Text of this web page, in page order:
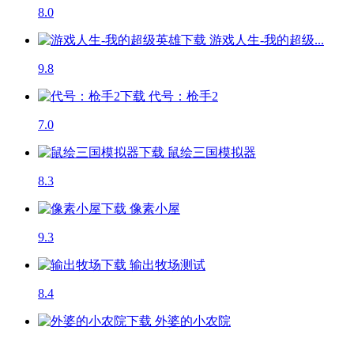
8.0
游戏人生-我的超级...
9.8
代号：枪手2
7.0
鼠绘三国模拟器
8.3
像素小屋
9.3
输出牧场测试
8.4
外婆的小农院